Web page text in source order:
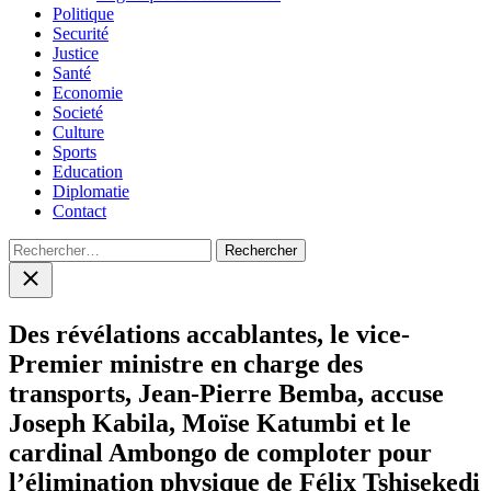
Politique
Securité
Justice
Santé
Economie
Societé
Culture
Sports
Education
Diplomatie
Contact
Rechercher :
Close
search
Des révélations accablantes, le vice-
Premier ministre en charge des
transports, Jean-Pierre Bemba, accuse
Joseph Kabila, Moïse Katumbi et le
cardinal Ambongo de comploter pour
l’élimination physique de Félix Tshisekedi